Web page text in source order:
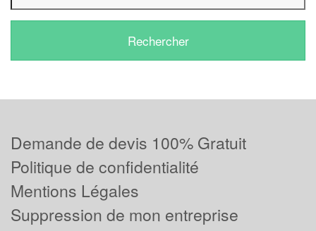
Demande de devis 100% Gratuit
Politique de confidentialité
Mentions Légales
Suppression de mon entreprise